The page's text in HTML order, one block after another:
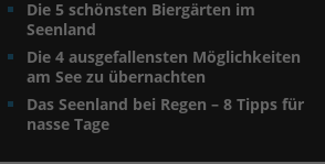
Die 5 schönsten Biergärten im
Seenland
Die 4 ausgefallensten Möglichkeiten
am See zu übernachten
Das Seenland bei Regen – 8 Tipps für
nasse Tage